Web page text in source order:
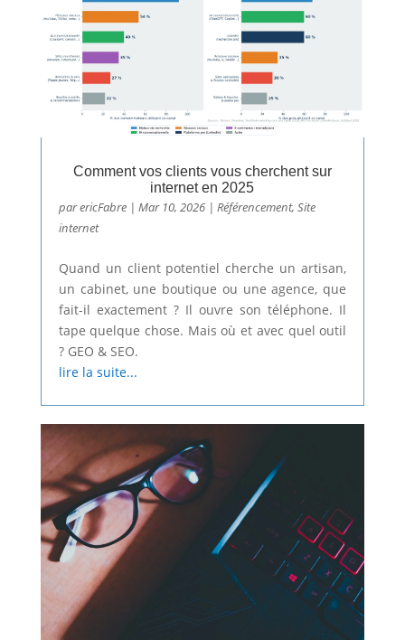
Comment vos clients vous cherchent sur
internet en 2025
parericFabre| Mar 10, 2026| Référencement, Site
internet
Quand un client potentiel cherche un artisan,
un cabinet, une boutique ou une agence, que
fait-il exactement ? Il ouvre son téléphone. Il
tape quelque chose. Mais où et avec quel outil
? GEO & SEO.
lire la suite...